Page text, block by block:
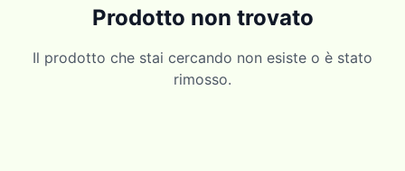
Prodotto non trovato
Il prodotto che stai cercando non esiste o è stato
rimosso.